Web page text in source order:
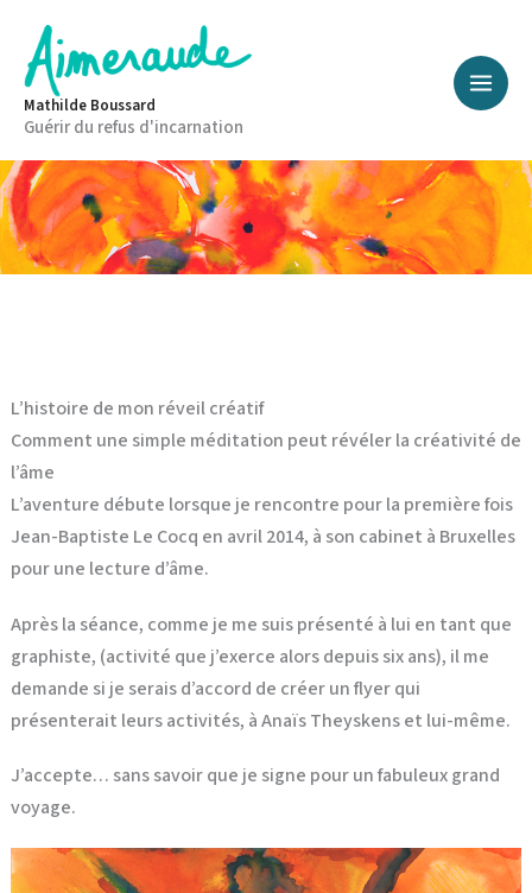
contenu
Mathilde Boussard
Guérir du refus d'incarnation
L’histoire de mon réveil créatif
Comment une simple méditation peut révéler la créativité de
l’âme
L’aventure débute lorsque je rencontre pour la première fois
Jean-Baptiste Le Cocq en avril 2014, à son cabinet à Bruxelles
pour une lecture d’âme.
Après la séance, comme je me suis présenté à lui en tant que
graphiste, (activité que j’exerce alors depuis six ans), il me
demande si je serais d’accord de créer un flyer qui
présenterait leurs activités, à Anaïs Theyskens et lui-même.
J’accepte… sans savoir que je signe pour un fabuleux grand
voyage.